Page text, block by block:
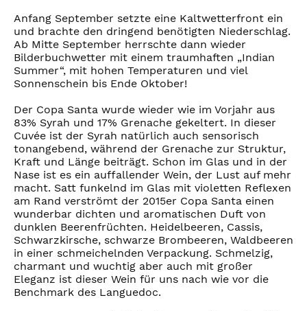
Anfang September setzte eine Kaltwetterfront ein
und brachte den dringend benötigten Niederschlag.
Ab Mitte September herrschte dann wieder
Bilderbuchwetter mit einem traumhaften „Indian
Summer“, mit hohen Temperaturen und viel
Sonnenschein bis Ende Oktober!
Der Copa Santa wurde wieder wie im Vorjahr aus
83% Syrah und 17% Grenache gekeltert. In dieser
Cuvée ist der Syrah natürlich auch sensorisch
tonangebend, während der Grenache zur Struktur,
Kraft und Länge beiträgt. Schon im Glas und in der
Nase ist es ein auffallender Wein, der Lust auf mehr
macht. Satt funkelnd im Glas mit violetten Reflexen
am Rand verströmt der 2015er Copa Santa einen
wunderbar dichten und aromatischen Duft von
dunklen Beerenfrüchten. Heidelbeeren, Cassis,
Schwarzkirsche, schwarze Brombeeren, Waldbeeren
in einer schmeichelnden Verpackung. Schmelzig,
charmant und wuchtig aber auch mit großer
Eleganz ist dieser Wein für uns nach wie vor die
Benchmark des Languedoc.